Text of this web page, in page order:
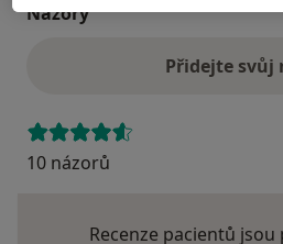
Názory
Přidejte svůj
10 názorů
Recenze pacientů